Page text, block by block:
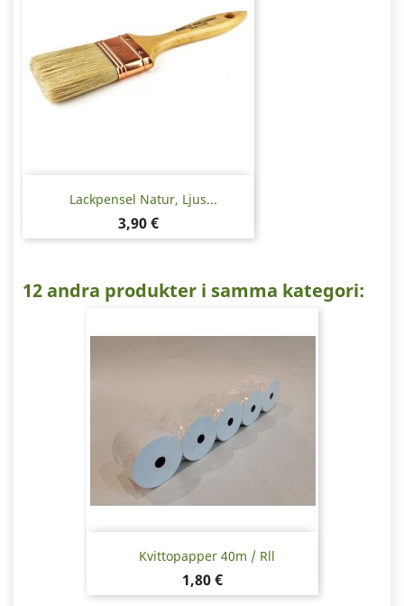
Lackpensel Natur, Ljus...
Pris
3,90 €
12 andra produkter i samma kategori:
Kvittopapper 40m / Rll
Pris
1,80 €